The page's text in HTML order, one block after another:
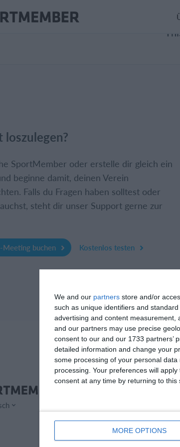
We and our partners store and/or
such as unique identifiers and
advertising and content measurement,
and our partners may use precise
consent to our and our 1733 partners’
detailed information and change your
some processing of your personal
processing. Your preferences will
consent at any time by returning to
MORE OPTIONS
loszulegen?
SportMember oder erstelle dir gleich ein
beginne damit, deinen Verein
Falls du Fragen haben solltest oder
steht dir unser Support gerne zur
Meeting buchen Kostenlos testen
Über uns
Karriere